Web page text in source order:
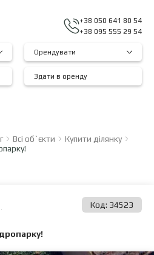
+38 050 641 80 54
+38 095 555 29 54
Орендувати
Здати в оренду
Всі об`єкти
Купити ділянку
Код: 34523